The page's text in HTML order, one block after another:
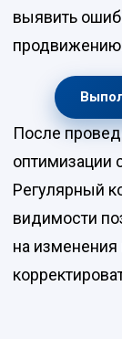
выявить
После
оптимизации
Регулярный
видимости
на